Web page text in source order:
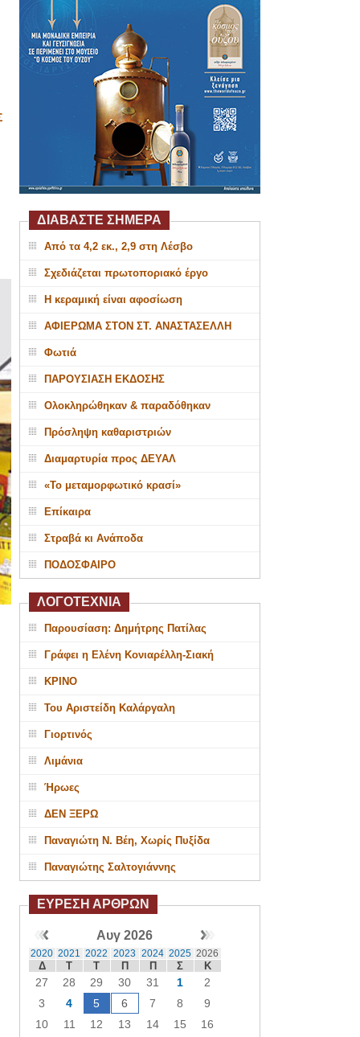
ΔΙΑΒΑΣΤΕ ΣΗΜΕΡΑ
Από τα 4,2 εκ., 2,9 στη Λέσβο
Σχεδιάζεται πρωτοποριακό έργο
Η κεραμική είναι αφοσίωση
ΑΦΙΕΡΩΜΑ ΣΤΟΝ ΣΤ. ΑΝΑΣΤΑΣΕΛΛΗ
Φωτιά
ΠΑΡΟΥΣΙΑΣΗ ΕΚΔΟΣΗΣ
Ολοκληρώθηκαν & παραδόθηκαν
Πρόσληψη καθαριστριών
Διαμαρτυρία προς ΔΕΥΑΛ
«Το μεταμορφωτικό κρασί»
Επίκαιρα
Στραβά κι Ανάποδα
ΠΟΔΟΣΦΑΙΡΟ
ΛΟΓΟΤΕΧΝΙΑ
Παρουσίαση: Δημήτρης Πατίλας
Γράφει η Ελένη Κονιαρέλλη-Σιακή
ΚΡΙΝΟ
Του Αριστείδη Καλάργαλη
Γιορτινός
Λιμάνια
Ήρωες
ΔΕΝ ΞΕΡΩ
Παναγιώτη Ν. Βέη, Χωρίς Πυξίδα
Παναγιώτης Σαλτογιάννης
ΕΥΡΕΣΗ ΑΡΘΡΩΝ
Αυγ 2026
2020 2021 2022 2023 2024 2025 2026
Δ Τ Τ Π Π Σ Κ
27 28 29 30 31 1
2
3
4 5 6 7 8
9
10
11 12 13 14 15
16